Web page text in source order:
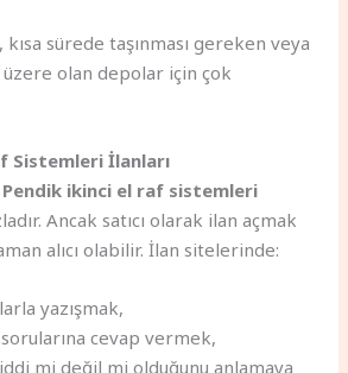
sürede taşınması gereken veya
olan depolar için çok
Sistemleri İlanları
Pendik ikinci el raf sistemleri
Ancak satıcı olarak ilan açmak
alıcı olabilir. İlan sitelerinde:
yazışmak,
cevap vermek,
mi değil mi olduğunu anlamaya